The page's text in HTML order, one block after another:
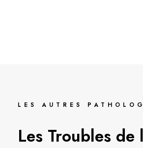
LES AUTRES
Les Troubles de